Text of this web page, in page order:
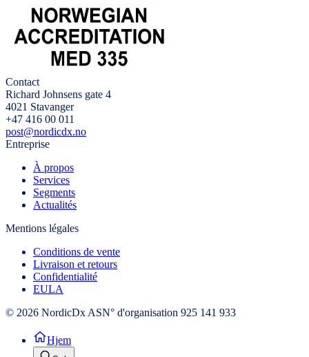
Contact
Richard Johnsens gate 4
4021 Stavanger
+47 416 00 011
post@nordicdx.no
Entreprise
À propos
Services
Segments
Actualités
Mentions légales
Conditions de vente
Livraison et retours
Confidentialité
EULA
© 2026 NordicDx ASN° d'organisation 925 141 933
Hjem